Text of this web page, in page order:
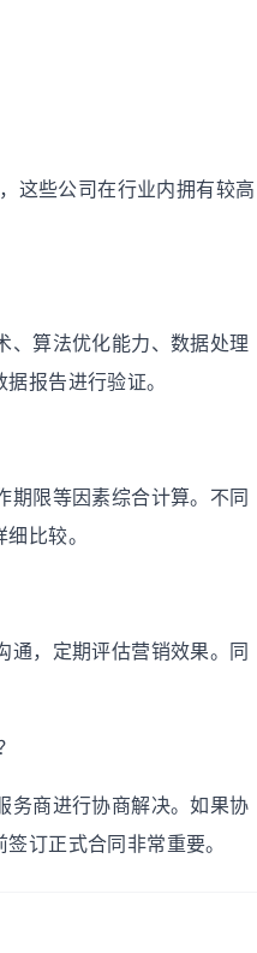
这些公司在行业内拥有较高
、算法优化能力、数据处理
报告进行验证。
期限等因素综合计算。不同
比较。
通，定期评估营销效果。同
务商进行协商解决。如果协
订正式合同非常重要。